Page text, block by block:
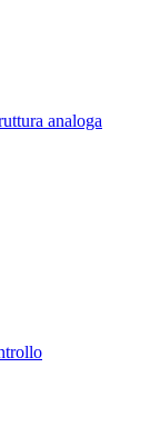
analoga